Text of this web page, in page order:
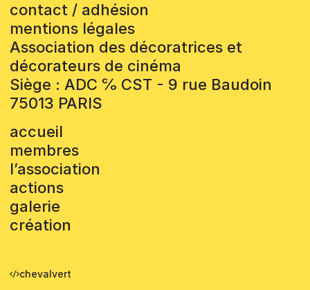
contact / adhésion
mentions légales
Association des décoratrices et
décorateurs de cinéma
Siège : ADC ℅ CST - 9 rue Baudoin
75013 PARIS
accueil
membres
l’association
actions
galerie
création
chevalvert